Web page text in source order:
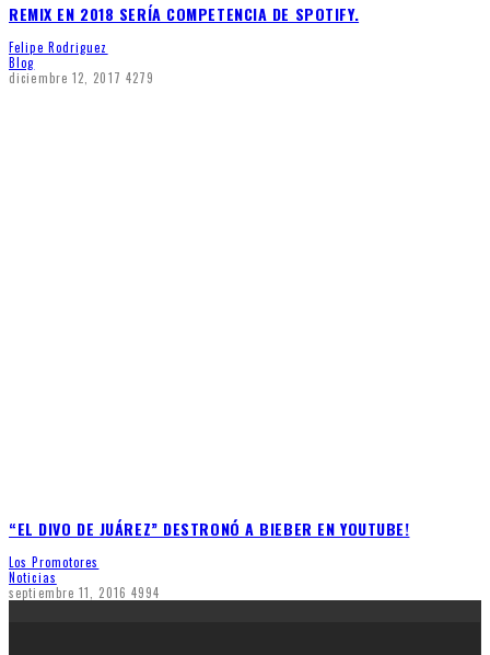
REMIX EN 2018 SERÍA COMPETENCIA DE SPOTIFY.
Felipe Rodriguez
Blog
diciembre 12, 2017 4279
“EL DIVO DE JUÁREZ” DESTRONÓ A BIEBER EN YOUTUBE!
Los Promotores
Noticias
septiembre 11, 2016 4994